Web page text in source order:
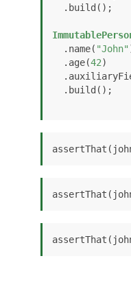
  .name(
"John"
  .age(
42)